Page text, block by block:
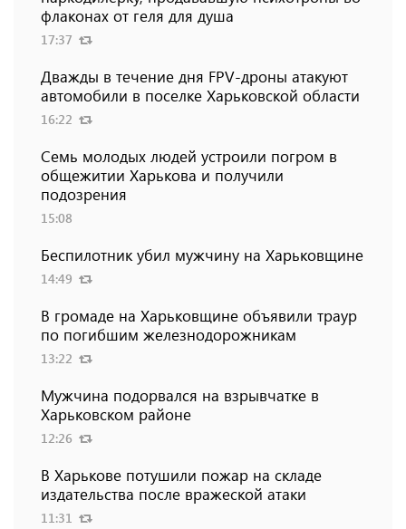
флаконах от геля для душа
17:37
Дважды в течение дня FPV-дроны атакуют
автомобили в поселке Харьковской области
16:22
Семь молодых людей устроили погром в
общежитии Харькова и получили
подозрения
15:08
Беспилотник убил мужчину на Харьковщине
14:49
В громаде на Харьковщине объявили траур
по погибшим железнодорожникам
13:22
Мужчина подорвался на взрывчатке в
Харьковском районе
12:26
В Харькове потушили пожар на складе
издательства после вражеской атаки
11:31